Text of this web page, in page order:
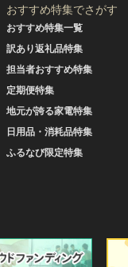
おすすめ特集でさがす
おすすめ特集一覧
訳あり返礼品特集
担当者おすすめ特集
定期便特集
地元が誇る家電特集
日用品・消耗品特集
ふるなび限定特集